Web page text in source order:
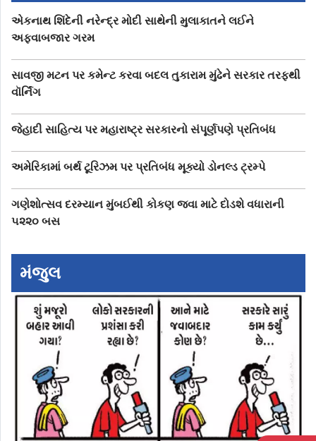
એકનાથ શિંદેની નરેન્દ્ર મોદી સાથેની મુલાકાતને લઈને
અફવાબજાર ગરમ
સાવજી મટન પર કમેન્ટ કરવા બદલ તુકારામ મુંઢેને સરકાર તરફથી
વૉર્નિંગ
જેહાદી સાહિત્ય પર મહારાષ્ટ્ર સરકારનો સંપૂર્ણપણે પ્રતિબંધ
અમેરિકામાં બર્થ ટૂરિઝમ પર પ્રતિબંધ મૂક્યો ડોનલ્ડ ટ્રમ્પે
ગણેશોત્સવ દરમ્યાન મુંબઈથી કોકણ જવા માટે દોડશે વધારાની
૫૨૨૦ બસ
મંજુલ